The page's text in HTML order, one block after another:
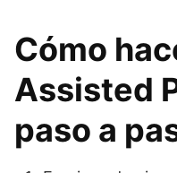
Cómo
Assisted
paso a